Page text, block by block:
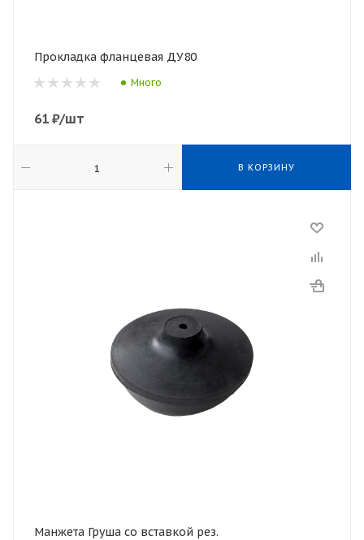
Прокладка фланцевая ДУ80
Много
61 ₽/шт
В КОРЗИНУ
Манжета Груша со вставкой рез.